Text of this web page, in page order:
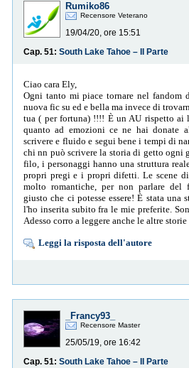
Rumiko86
Recensore Veterano
19/04/20, ore 15:51
Cap. 51: South Lake Tahoe – II Parte
Ciao cara Ely,
Ogni tanto mi piace tornare nel fandom
nuova fic su ed e bella ma invece di
tua ( per fortuna) !!!! È un AU rispetto ai
quanto ad emozioni ce ne hai donate
scrivere e fluido e segui bene i tempi di
chi nn può scrivere la storia di getto ogni
filo, i personaggi hanno una struttura
propri pregi e i propri difetti. Le scene
molto romantiche, per non parlare del
giusto che ci potesse essere! È stata una
l'ho inserita subito fra le mie preferite.
Adesso corro a leggere anche le altre
Leggi la risposta dell'autore
_Francy93_
Recensore Master
25/05/19, ore 16:42
Cap. 51: South Lake Tahoe – II Parte